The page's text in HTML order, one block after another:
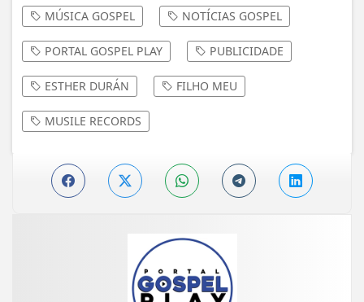
MÚSICA GOSPEL NOTÍCIAS GOSPEL
PORTAL GOSPEL PLAY PUBLICIDADE
ESTHER DURÁN FILHO MEU
MUSILE RECORDS